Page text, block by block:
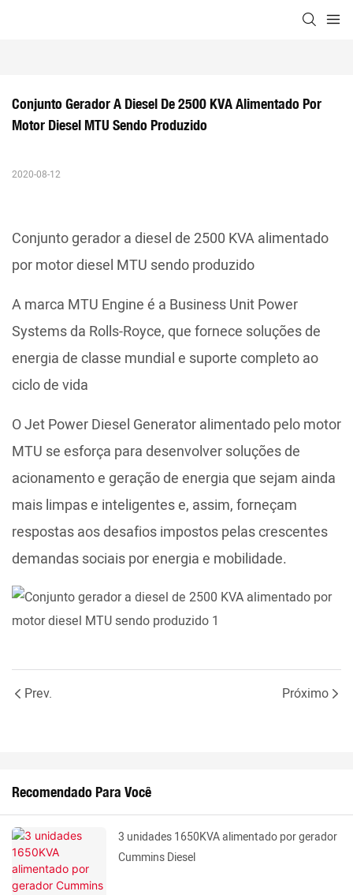
Conjunto Gerador A Diesel De 2500 KVA Alimentado Por
Motor Diesel MTU Sendo Produzido
2020-08-12
Conjunto gerador a diesel de 2500 KVA alimentado
por motor diesel MTU sendo produzido
A marca MTU Engine é a Business Unit Power
Systems da Rolls-Royce, que fornece soluções de
energia de classe mundial e suporte completo ao
ciclo de vida
O Jet Power Diesel Generator alimentado pelo motor
MTU se esforça para desenvolver soluções de
acionamento e geração de energia que sejam ainda
mais limpas e inteligentes e, assim, forneçam
respostas aos desafios impostos pelas crescentes
demandas sociais por energia e mobilidade.
Prev. Próximo
Recomendado Para Você
3 unidades 1650KVA alimentado por gerador
Cummins Diesel